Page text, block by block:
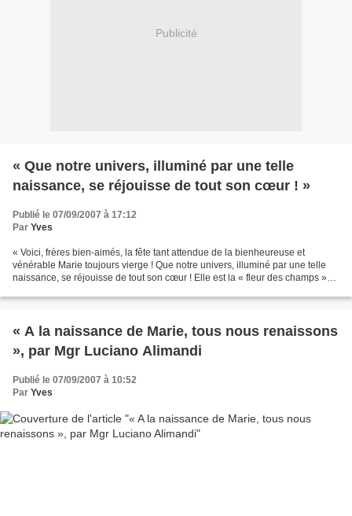
Publicité
« Que notre univers, illuminé par une telle
naissance, se réjouisse de tout son cœur ! »
Publié le 07/09/2007 à 17:12
Par Yves
« Voici, frères bien-aimés, la fête tant attendue de la bienheureuse et
vénérable Marie toujours vierge ! Que notre univers, illuminé par une telle
naissance, se réjouisse de tout son cœur ! Elle est la « fleur des champs »
« A la naissance de Marie, tous nous renaissons
», par Mgr Luciano Alimandi
Publié le 07/09/2007 à 10:52
Par Yves